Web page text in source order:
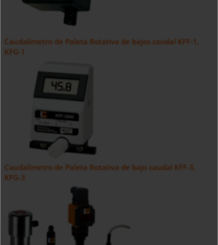
Caudalímetro de Paleta Rotativa de bajos caudal KFF-1,
KFG-1
Caudalímetro de Paleta Rotativa de bajo caudal KFF-3,
KFG-3